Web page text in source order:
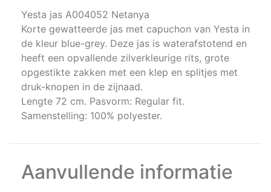
Yesta jas A004052 Netanya
Korte gewatteerde jas met capuchon van Yesta in
de kleur blue-grey. Deze jas is waterafstotend en
heeft een opvallende zilverkleurige rits, grote
opgestikte zakken met een klep en splitjes met
druk-knopen in de zijnaad.
Lengte 72 cm. Pasvorm: Regular fit.
Samenstelling: 100% polyester.
Aanvullende informatie